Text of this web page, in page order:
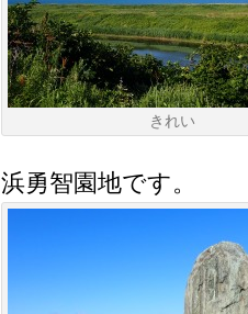
きれい
浜勇智園地です。